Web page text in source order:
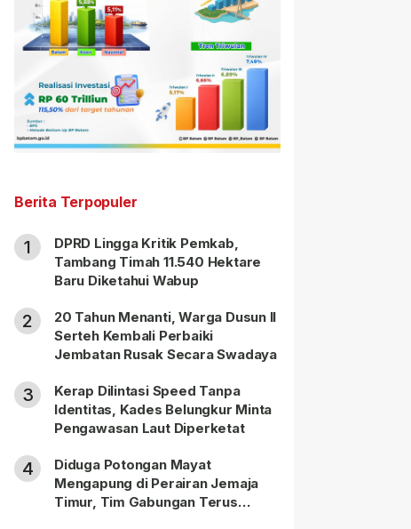
Berita Terpopuler
1
DPRD Lingga Kritik Pemkab,
Tambang Timah 11.540 Hektare
Baru Diketahui Wabup
2
20 Tahun Menanti, Warga Dusun II
Serteh Kembali Perbaiki
Jembatan Rusak Secara Swadaya
3
Kerap Dilintasi Speed Tanpa
Identitas, Kades Belungkur Minta
Pengawasan Laut Diperketat
4
Diduga Potongan Mayat
Mengapung di Perairan Jemaja
Timur, Tim Gabungan Terus